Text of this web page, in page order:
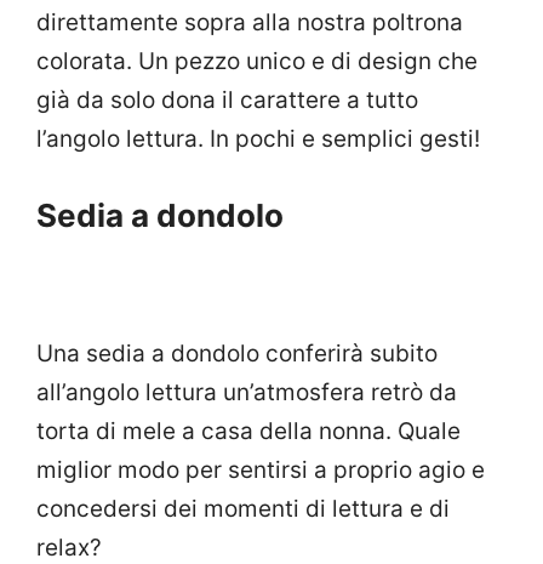
direttamente sopra alla nostra poltrona
colorata. Un pezzo unico e di design che
già da solo dona il carattere a tutto
l’angolo lettura. In pochi e semplici gesti!
Sedia a dondolo
Una sedia a dondolo conferirà subito
all’angolo lettura un’atmosfera retrò da
torta di mele a casa della nonna. Quale
miglior modo per sentirsi a proprio agio e
concedersi dei momenti di lettura e di
relax?